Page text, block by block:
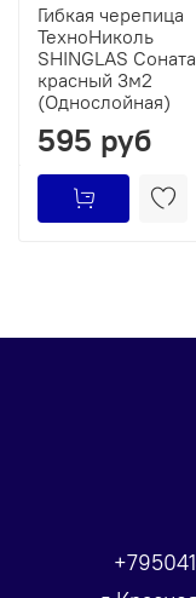
Гибкая черепица
ТехноНиколь
SHINGLAS Соната
красный 3м2
(Однослойная)
595 руб